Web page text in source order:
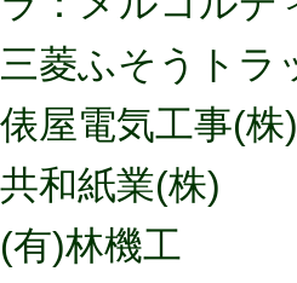
三菱ふそうトラ
俵屋電気工事(株
共和紙業(株)
(有)林機工